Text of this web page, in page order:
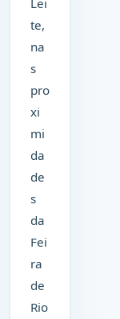
Lei
te,
na
s
pro
xi
mi
da
de
s
da
Fei
ra
de
Rio